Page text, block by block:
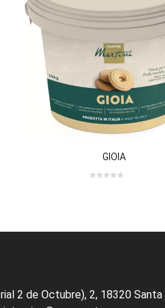
GIOIA
2 de Octubre), 2, 18320 Santa